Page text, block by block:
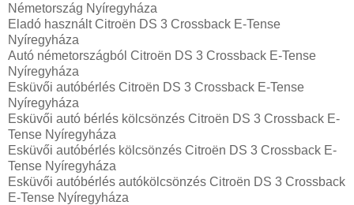
Németország Nyíregyháza
Eladó használt Citroën DS 3 Crossback E-Tense
Nyíregyháza
Autó németországból Citroën DS 3 Crossback E-Tense
Nyíregyháza
Esküvői autóbérlés Citroën DS 3 Crossback E-Tense
Nyíregyháza
Esküvői autó bérlés kölcsönzés Citroën DS 3 Crossback E-
Tense Nyíregyháza
Esküvői autóbérlés kölcsönzés Citroën DS 3 Crossback E-
Tense Nyíregyháza
Esküvői autóbérlés autókölcsönzés Citroën DS 3 Crossback
E-Tense Nyíregyháza